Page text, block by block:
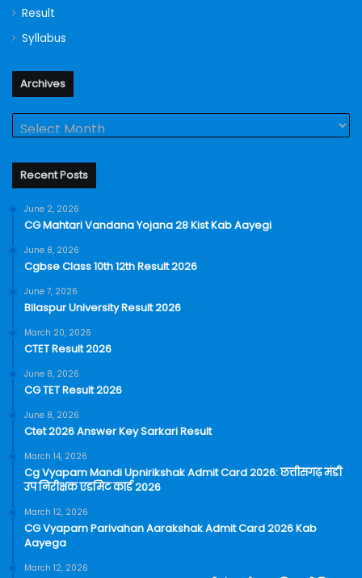
Result
Syllabus
Archives
Recent Posts
June 2, 2026
CG Mahtari Vandana Yojana 28 Kist Kab Aayegi
June 8, 2026
Cgbse Class 10th 12th Result 2026
June 7, 2026
Bilaspur University Result 2026
March 20, 2026
CTET Result 2026
June 8, 2026
CG TET Result 2026
June 8, 2026
Ctet 2026 Answer Key Sarkari Result
March 14, 2026
Cg Vyapam Mandi Upnirikshak Admit Card 2026: छत्तीसगढ़ मंडी
उप निरीक्षक एडमिट कार्ड 2026
March 12, 2026
CG Vyapam Parivahan Aarakshak Admit Card 2026 Kab
Aayega
March 12, 2026